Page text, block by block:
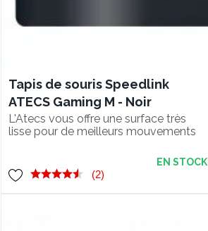
Tapis de souris Speedlink
ATECS Gaming M - Noir
L'Atecs vous offre une surface très
lisse pour de meilleurs mouvements
(2)
EN STOCK